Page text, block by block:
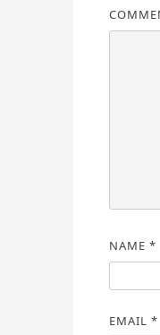
NAME *
EMAIL *